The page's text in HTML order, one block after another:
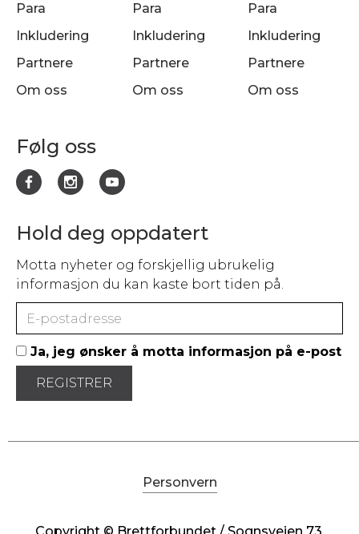
Para
Inkludering
Partnere
Om oss
Para
Inkludering
Partnere
Om oss
Para
Inkludering
Partnere
Om oss
Følg oss
Hold deg oppdatert
Motta nyheter og forskjellig ubrukelig
informasjon du kan kaste bort tiden på.
Ja, jeg ønsker å motta informasjon på e-post
Personvern